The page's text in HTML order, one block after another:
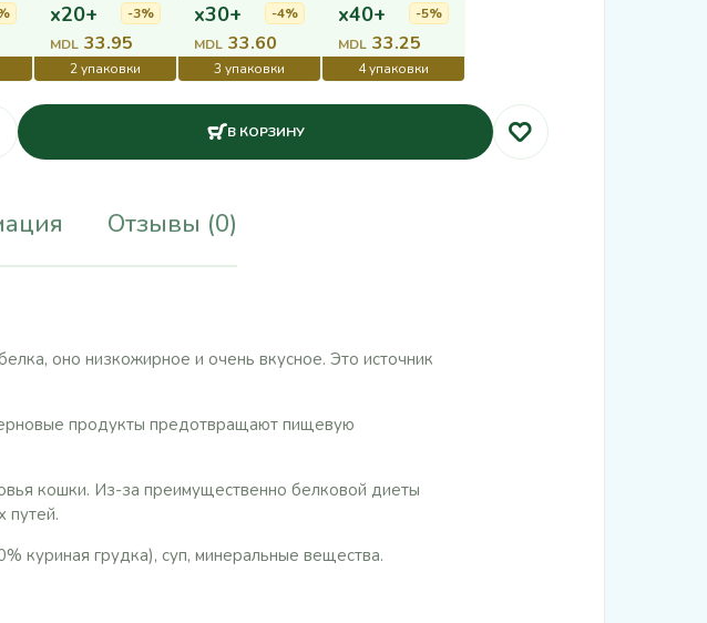
x20+
MDL 33.95
-3% x30+
MDL 33.60
-4% x40+
MDL 33.25
-5%
В КОРЗИНУ
Отзывы (0)
оно низкожирное и очень вкусное. Это источник
продукты предотвращают пищевую
кошки. Из-за преимущественно белковой диеты
путей.
куриная грудка), суп, минеральные вещества.